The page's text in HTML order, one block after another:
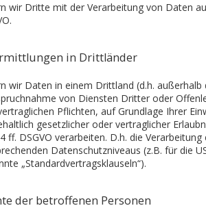
wir Dritte mit der Verarbeitung von Daten
in Drittländer
wir Daten in einem Drittland (d.h.
von Diensten Dritter oder
Pflichten, auf Grundlage Ihrer
gesetzlicher oder vertraglicher
ff. DSGVO verarbeiten. D.h. die
Datenschutzniveaus (z.B. für die
„Standardvertragsklauseln“).
der betroffenen Personen